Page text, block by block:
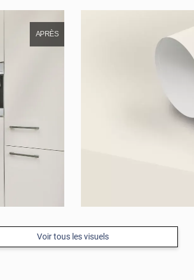
APRÈS
Voir tous les visuels